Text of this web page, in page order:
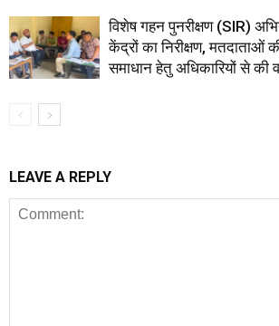
विशेष गहन पुनरीक्षण (SIR)
केंद्रों का निरीक्षण, मतदाताओं
समाधान हेतु अधिकारियों से की
LEAVE A REPLY